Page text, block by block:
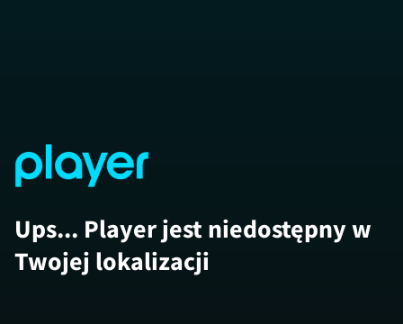
Ups... Player jest niedostępny w
Twojej lokalizacji